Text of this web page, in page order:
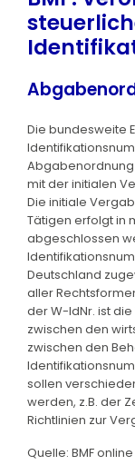
Die bundesweite
Abgabenordnung
mit der initialen
Die initiale
Tätigen erfolgt in
abgeschlossen
Deutschland
aller
der W-IdNr. ist
zwischen den
zwischen den
sollen
werden, z.B. der
Richtlinien zur
Quelle: BMF